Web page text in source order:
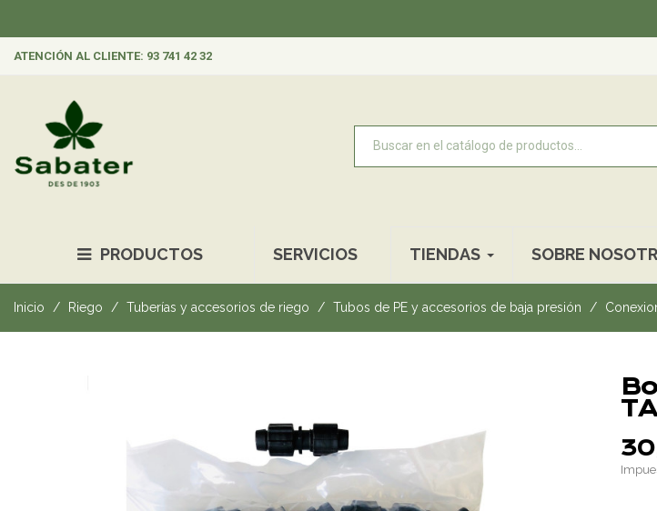
ATENCIÓN AL CLIENTE: 93 741 42 32
PRODUCTOS SERVICIOS TIENDAS SOBRE
Inicio Riego Tuberías y accesorios de riego Tubos de PE y accesorios de baja presión